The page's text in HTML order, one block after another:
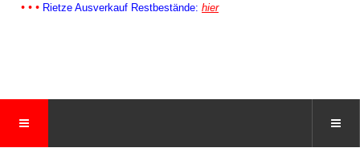
• • • Rietze Ausverkauf Restbestände: hier